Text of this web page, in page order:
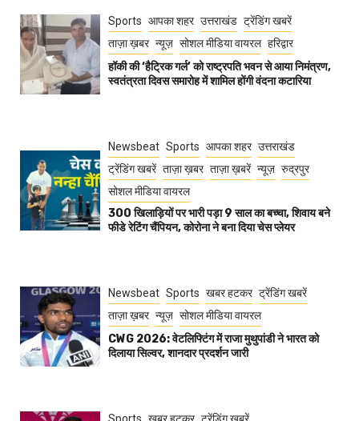
Sports आपका शहर उत्तराखंड ट्रेंडिंग खबरें
ताज़ा ख़बर न्यूज़ सोशल मीडिया वायरल हरिद्वार
हॉकी की ‘हैट्रिक गर्ल’ को राष्ट्रपति भवन से आया निमंत्रण,
स्वतंत्रता दिवस समारोह में शामिल होंगी वंदना कटारिया
Newsbeat Sports आपका शहर उत्तराखंड
ट्रेंडिंग खबरें ताज़ा ख़बर ताज़ा ख़बरें न्यूज़ रुद्रपुर
सोशल मीडिया वायरल
300 खिलाड़ियों पर भारी पड़ा 9 साल का बच्चा, शिवाय बने
फीडे रेटिंग चैंपियन, कोरोना ने बना दिया चेस प्लेयर
Newsbeat Sports खबर हटकर ट्रेंडिंग खबरें
ताज़ा ख़बर न्यूज़ सोशल मीडिया वायरल
CWG 2026: वेटलिफ्टिंग में राजा मुथुपांडी ने भारत को
दिलाया सिल्वर, शानदार प्रदर्शन जारी